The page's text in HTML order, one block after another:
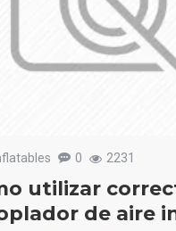
0 2231
utilizar
de aire